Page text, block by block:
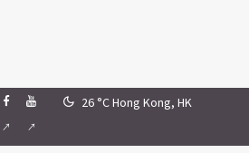
26 °CHong Kong, HK